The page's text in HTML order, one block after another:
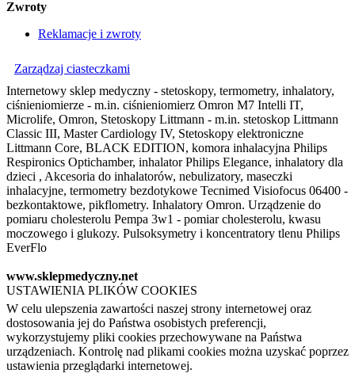
Zwroty
Reklamacje i zwroty
Zarządzaj ciasteczkami
Internetowy sklep medyczny - stetoskopy, termometry, inhalatory,
ciśnieniomierze - m.in. ciśnieniomierz Omron M7 Intelli IT,
Microlife, Omron, Stetoskopy Littmann - m.in. stetoskop Littmann
Classic III, Master Cardiology IV, Stetoskopy elektroniczne
Littmann Core, BLACK EDITION, komora inhalacyjna Philips
Respironics Optichamber, inhalator Philips Elegance, inhalatory dla
dzieci , Akcesoria do inhalatorów, nebulizatory, maseczki
inhalacyjne, termometry bezdotykowe Tecnimed Visiofocus 06400 -
bezkontaktowe, pikflometry. Inhalatory Omron. Urządzenie do
pomiaru cholesterolu Pempa 3w1 - pomiar cholesterolu, kwasu
moczowego i glukozy. Pulsoksymetry i koncentratory tlenu Philips
EverFlo
www.sklepmedyczny.net
USTAWIENIA PLIKÓW COOKIES
W celu ulepszenia zawartości naszej strony internetowej oraz
dostosowania jej do Państwa osobistych preferencji,
wykorzystujemy pliki cookies przechowywane na Państwa
urządzeniach. Kontrolę nad plikami cookies można uzyskać poprzez
ustawienia przeglądarki internetowej.